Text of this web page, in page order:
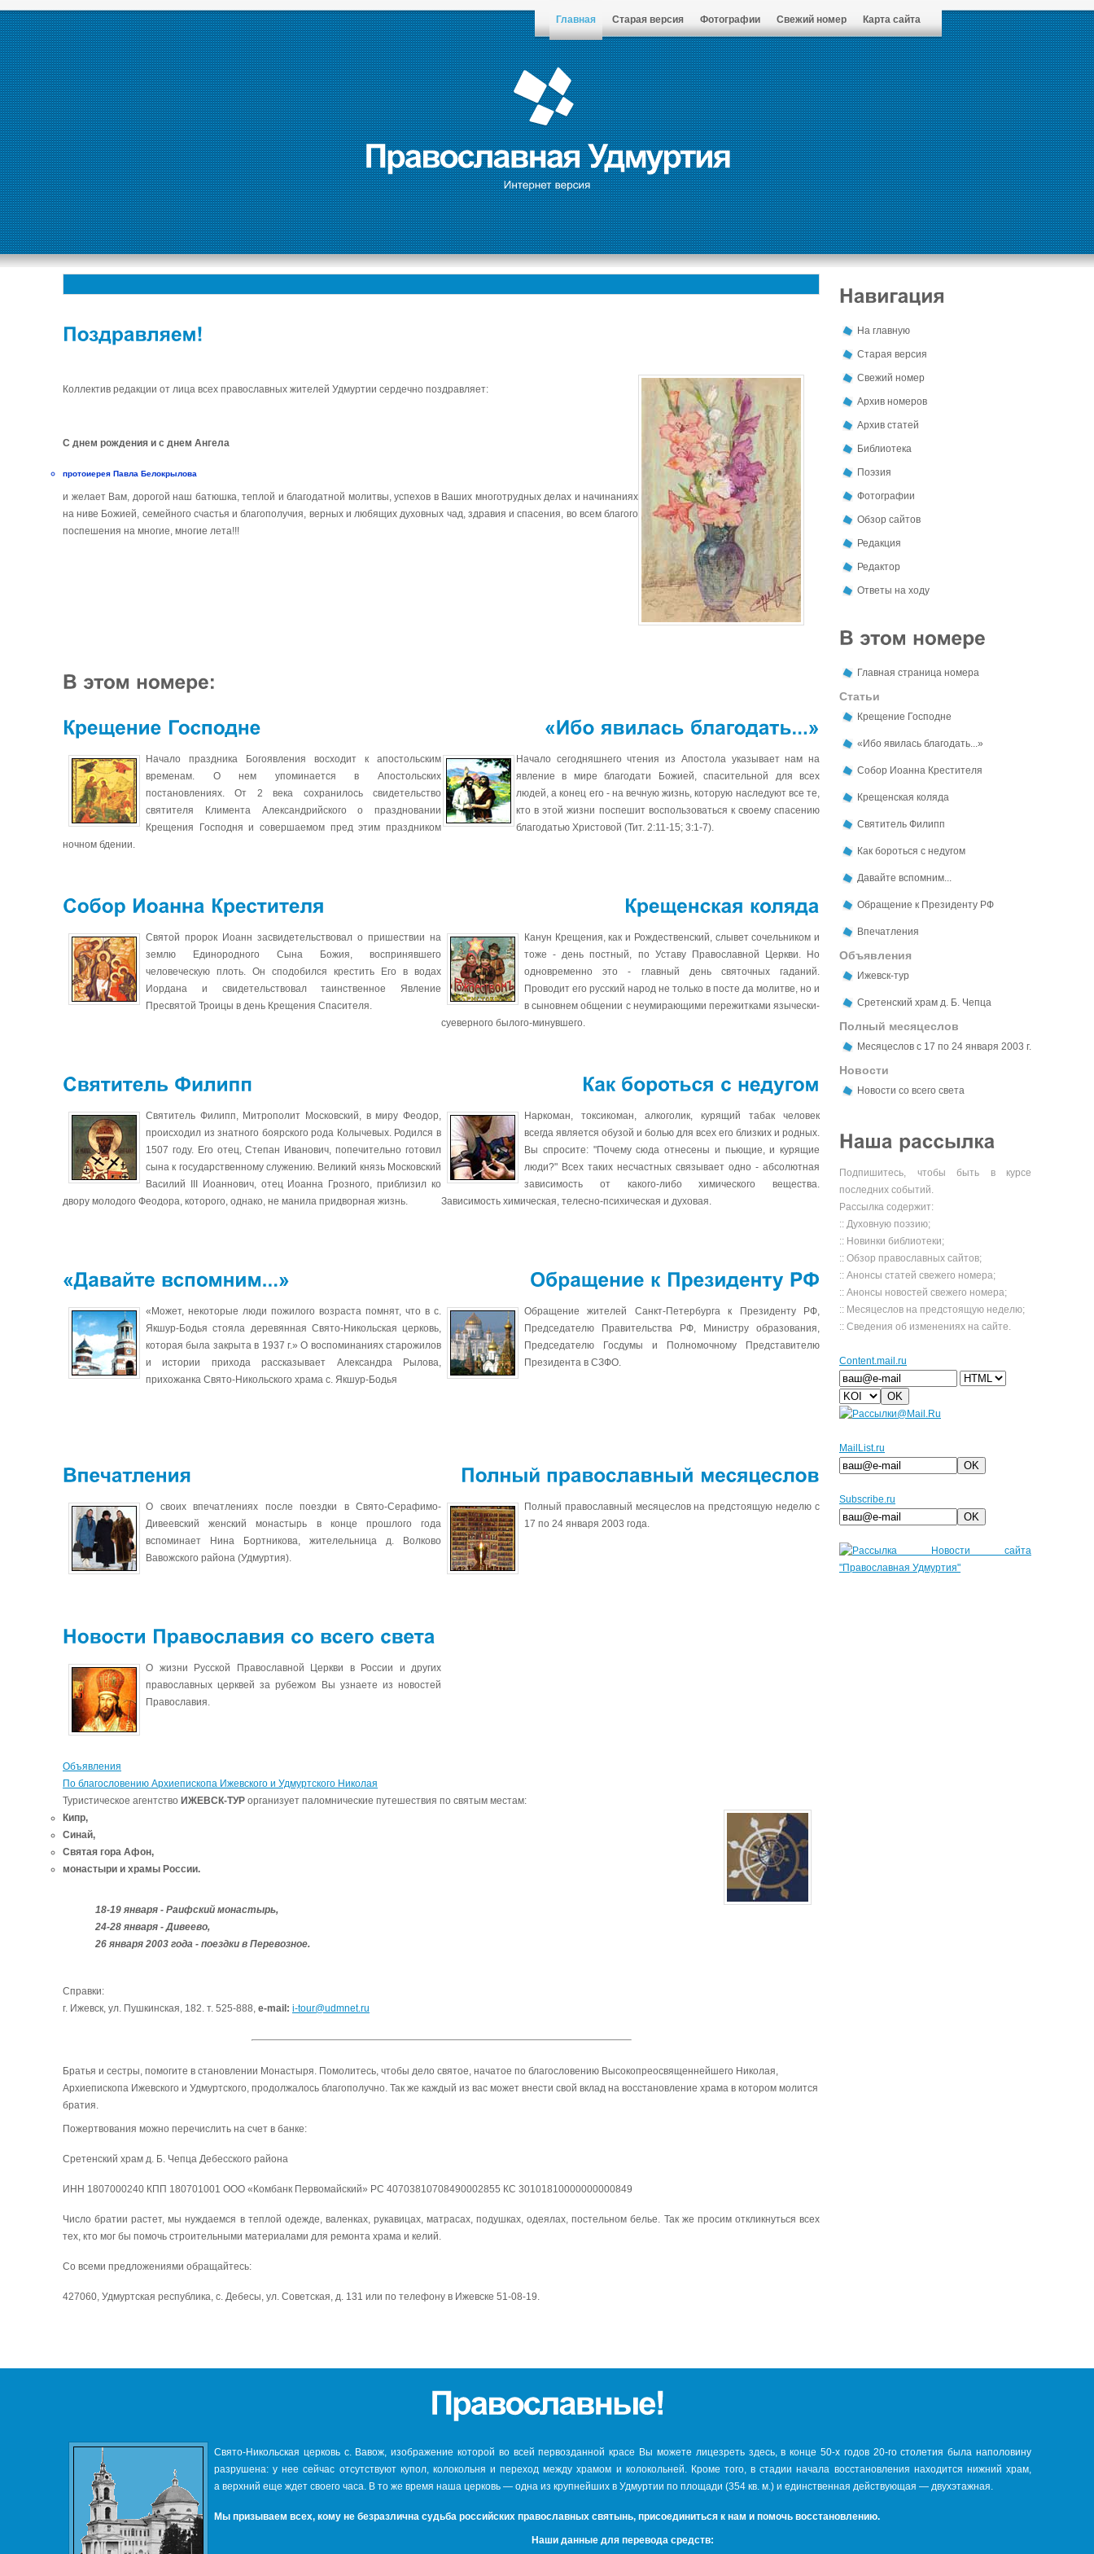
Главная Старая версия Фотографии Свежий номер Карта сайта
Коллектив редакции от лица всех православных жителей Удмуртии сердечно поздравляет:
C днем рождения и с днем Ангела
протоиерея Павла Белокрылова
и желает Вам, дорогой наш батюшка, теплой и благодатной молитвы, успехов в Ваших многотрудных делах и начинаниях
на ниве Божией, семейного счастья и благополучия, верных и любящих духовных чад, здравия и спасения, во всем благого
поспешения на многие, многие лета!!!
Начало праздника Богоявления восходит к апостольским
временам. О нем упоминается в Апостольских
постановлениях. От 2 века сохранилось свидетельство
святителя Климента Александрийского о праздновании
Крещения Господня и совершаемом пред этим праздником
ночном бдении.
Начало сегодняшнего чтения из Апостола указывает нам на
явление в мире благодати Божией, спасительной для всех
людей, а конец его - на вечную жизнь, которую наследуют все те,
кто в этой жизни поспешит воспользоваться к своему спасению
благодатью Христовой (Тит. 2:11-15; 3:1-7).
Святой пророк Иоанн засвидетельствовал о пришествии на
землю Единородного Сына Божия, воспринявшего
человеческую плоть. Он сподобился крестить Его в водах
Иордана и свидетельствовал таинственное Явление
Пресвятой Троицы в день Крещения Спасителя.
Канун Крещения, как и Рождественский, слывет сочельником и
тоже - день постный, по Уставу Православной Церкви. Но
одновременно это - главный день святочных гаданий.
Проводит его русский народ не только в посте да молитве, но и
в сыновнем общении с неумирающими пережитками язычески-
суеверного былого-минувшего.
Святитель Филипп, Митрополит Московский, в миру Феодор,
происходил из знатного боярского рода Колычевых. Родился в
1507 году. Его отец, Степан Иванович, попечительно готовил
сына к государственному служению. Великий князь Московский
Василий III Иоаннович, отец Иоанна Грозного, приблизил ко
двору молодого Феодора, которого, однако, не манила придворная жизнь.
Наркоман, токсикоман, алкоголик, курящий табак человек
всегда является обузой и болью для всех его близких и родных.
Вы спросите: "Почему сюда отнесены и пьющие, и курящие
люди?" Всех таких несчастных связывает одно - абсолютная
зависимость от какого-либо химического вещества.
Зависимость химическая, телесно-психическая и духовая.
«Может, некоторые люди пожилого возраста помнят, что в с.
Якшур-Бодья стояла деревянная Свято-Никольская церковь,
которая была закрыта в 1937 г.» О воспоминаниях старожилов
и истории прихода рассказывает Александра Рылова,
прихожанка Свято-Никольского храма с. Якшур-Бодья
Обращение жителей Санкт-Петербурга к Президенту РФ,
Председателю Правительства РФ, Министру образования,
Председателю Госдумы и Полномочному Представителю
Президента в СЗФО.
О своих впечатлениях после поездки в Свято-Серафимо-
Дивеевский женский монастырь в конце прошлого года
вспоминает Нина Бортникова, жителельница д. Волково
Вавожского района (Удмуртия).
Полный православный месяцеслов на предстоящую неделю с
17 по 24 января 2003 года.
О жизни Русской Православной Церкви в России и других
православных церквей за рубежом Вы узнаете из новостей
Православия.
Объявления
По благословению Архиепископа Ижевского и Удмуртского Николая
Туристическое агентство ИЖЕВСК-ТУР организует паломнические путешествия по святым местам:
Кипр,
Синай,
Святая гора Афон,
монастыри и храмы России.
18-19 января - Раифский монастырь,
24-28 января - Дивеево,
26 января 2003 года - поездки в Перевозное.
Справки:
г. Ижевск, ул. Пушкинская, 182. т. 525-888, e-mail: i-tour@udmnet.ru
Братья и сестры, помогите в становлении Монастыря. Помолитесь, чтобы дело святое, начатое по благословению Высокопреосвященнейшего Николая,
Архиепископа Ижевского и Удмуртского, продолжалось благополучно. Так же каждый из вас может внести свой вклад на восстановление храма в котором молится
братия.
Пожертвования можно перечислить на счет в банке:
Сретенский храм д. Б. Чепца Дебесского района
ИНН 1807000240 КПП 180701001 ООО «Комбанк Первомайский» РС 40703810708490002855 КС 30101810000000000849
Число братии растет, мы нуждаемся в теплой одежде, валенках, рукавицах, матрасах, подушках, одеялах, постельном белье. Так же просим откликнуться всех
тех, кто мог бы помочь строительными материалами для ремонта храма и келий.
Со всеми предложениями обращайтесь:
427060, Удмуртская республика, с. Дебесы, ул. Советская, д. 131 или по телефону в Ижевске 51-08-19.
На главную
Старая версия
Свежий номер
Архив номеров
Архив статей
Библиотека
Поэзия
Фотографии
Обзор сайтов
Редакция
Редактор
Ответы на ходу
Главная страница номера
Статьи
Крещение Господне
«Ибо явилась благодать...»
Собор Иоанна Крестителя
Крещенская коляда
Святитель Филипп
Как бороться с недугом
Давайте вспомним...
Обращение к Президенту РФ
Впечатления
Объявления
Ижевск-тур
Сретенский храм д. Б. Чепца
Полный месяцеслов
Месяцеслов с 17 по 24 января 2003 г.
Новости
Новости со всего света
Подпишитесь, чтобы быть в курсе
последних событий.
Рассылка содержит:
:: Духовную поэзию;
:: Новинки библиотеки;
:: Обзор православных сайтов;
:: Анонсы статей свежего номера;
:: Анонсы новостей свежего номера;
:: Месяцеслов на предстоящую неделю;
:: Сведения об изменениях на сайте.
Сontent.mail.ru
MailList.ru
Subscribe.ru
Свято-Никольская церковь с. Вавож, изображение которой во всей первозданной красе Вы можете лицезреть здесь, в конце 50-х годов 20-го столетия была наполовину
разрушена: у нее сейчас отсутствуют купол, колокольня и переход между храмом и колокольней. Кроме того, в стадии начала восстановления находится нижний храм,
а верхний еще ждет своего часа. В то же время наша церковь — одна из крупнейших в Удмуртии по площади (354 кв. м.) и единственная действующая — двухэтажная.
Мы призываем всех, кому не безразлична судьба российских православных святынь, присоединиться к нам и помочь восстановлению.
Наши данные для перевода средств: